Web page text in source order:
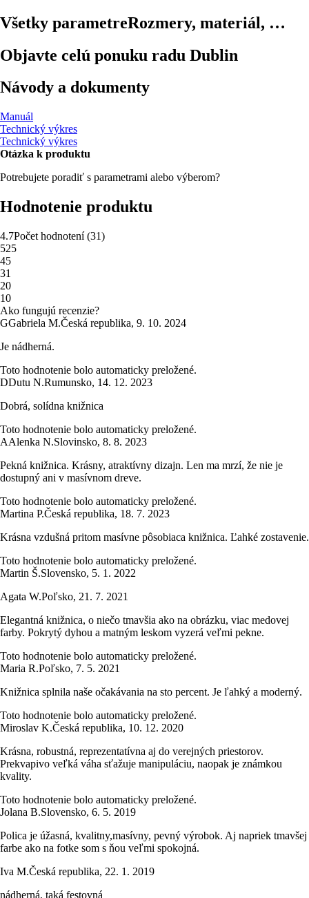
Všetky parametreRozmery, materiál, …
Objavte celú ponuku radu Dublin
Návody a dokumenty
Manuál
Technický výkres
Technický výkres
Otázka k produktu
Potrebujete poradiť s parametrami alebo výberom?
Hodnotenie produktu
4.7Počet hodnotení(31)
525
45
31
20
10
Ako fungujú recenzie?
GGabriela M.Česká republika, 9. 10. 2024
Je nádherná.
Toto hodnotenie bolo automaticky preložené.
DDutu N.Rumunsko, 14. 12. 2023
Dobrá, solídna knižnica
Toto hodnotenie bolo automaticky preložené.
AAlenka N.Slovinsko, 8. 8. 2023
Pekná knižnica. Krásny, atraktívny dizajn. Len ma mrzí, že nie je
dostupný ani v masívnom dreve.
Toto hodnotenie bolo automaticky preložené.
Martina P.Česká republika, 18. 7. 2023
Krásna vzdušná pritom masívne pôsobiaca knižnica. Ľahké zostavenie.
Toto hodnotenie bolo automaticky preložené.
Martin Š.Slovensko, 5. 1. 2022
Agata W.Poľsko, 21. 7. 2021
Elegantná knižnica, o niečo tmavšia ako na obrázku, viac medovej
farby. Pokrytý dyhou a matným leskom vyzerá veľmi pekne.
Toto hodnotenie bolo automaticky preložené.
Maria R.Poľsko, 7. 5. 2021
Knižnica splnila naše očakávania na sto percent. Je ľahký a moderný.
Toto hodnotenie bolo automaticky preložené.
Miroslav K.Česká republika, 10. 12. 2020
Krásna, robustná, reprezentatívna aj do verejných priestorov.
Prekvapivo veľká váha sťažuje manipuláciu, naopak je známkou
kvality.
Toto hodnotenie bolo automaticky preložené.
Jolana B.Slovensko, 6. 5. 2019
Polica je úžasná, kvalitny,masívny, pevný výrobok. Aj napriek tmavšej
farbe ako na fotke som s ňou veľmi spokojná.
Iva M.Česká republika, 22. 1. 2019
nádherná, taká festovná